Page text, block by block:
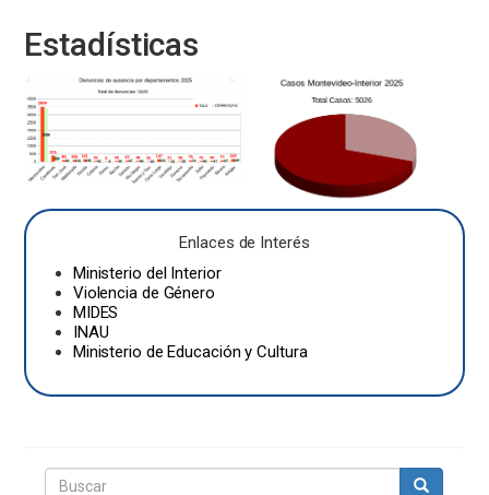
Estadísticas
Enlaces de Interés
Ministerio del Interior
Violencia de Género
MIDES
INAU
Ministerio de Educación y Cultura
Buscar Buscar